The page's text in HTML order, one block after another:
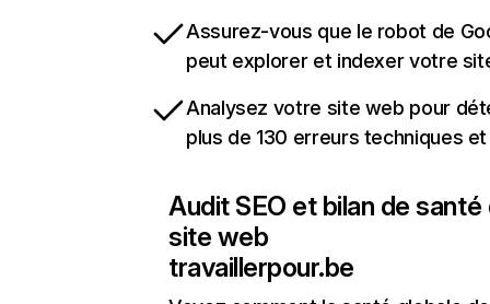
Assurez-vous que le robot de
peut explorer et indexer votre
Analysez votre site web pour
plus de 130 erreurs techniques et
Audit SEO et bilan de santé
site web
travaillerpour.be